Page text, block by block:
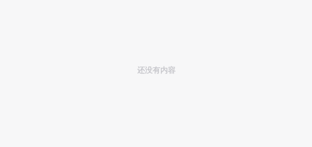
还没有内容